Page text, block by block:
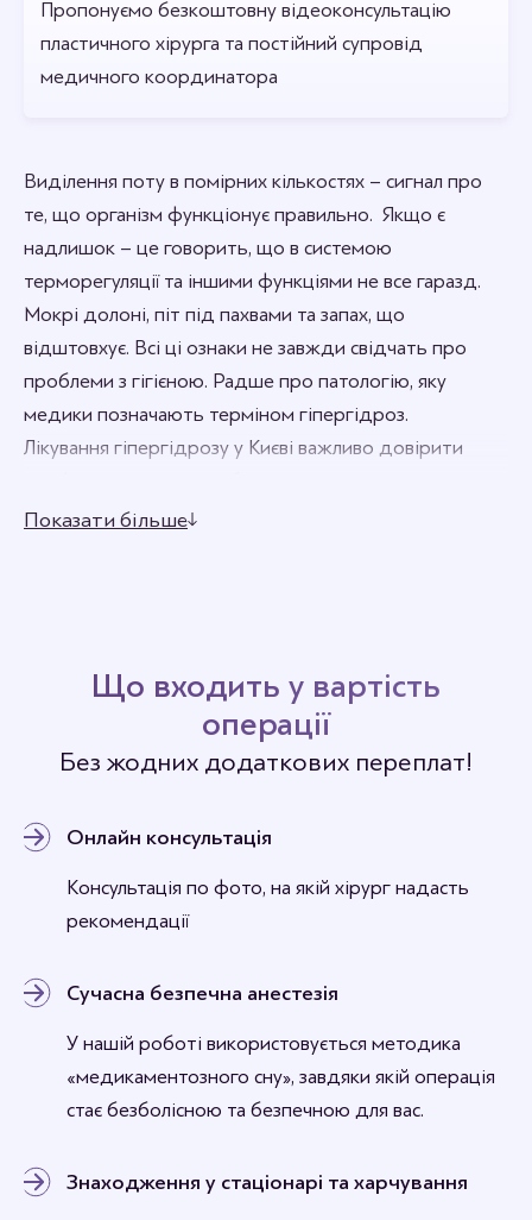
Пропонуємо безкоштовну відеоконсультацію
пластичного хірурга та постійний супровід
медичного координатора
Виділення поту в помірних кількостях – сигнал про
те, що організм функціонує правильно. Якщо є
надлишок – це говорить, що в системою
терморегуляції та іншими функціями не все гаразд.
Мокрі долоні, піт під пахвами та запах, що
відштовхує. Всі ці ознаки не завжди свідчать про
проблеми з гігієною. Радше про патологію, яку
медики позначають терміном гіпергідроз.
Лікування гіпергідрозу у Києві важливо довірити
неприємного явища та повернуть впевненість у собі.
Показати більше
Що входить у вартість
операції
Без жодних додаткових переплат!
Онлайн консультація
Консультація по фото, на якій хірург надасть
рекомендації
Сучасна безпечна анестезія
У нашій роботі використовується методика
«медикаментозного сну», завдяки якій операція
стає безболісною та безпечною для вас.
Знаходження у стаціонарі та харчування